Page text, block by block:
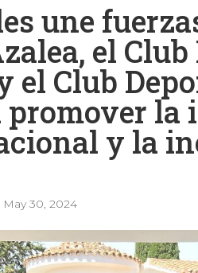
une
el
el Club
promover la
y la
May 30, 2024